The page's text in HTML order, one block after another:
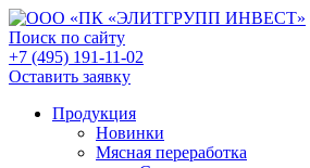
Поиск по сайту
+7 (495) 191-11-02
Оставить заявку
Продукция
Новинки
Мясная переработка